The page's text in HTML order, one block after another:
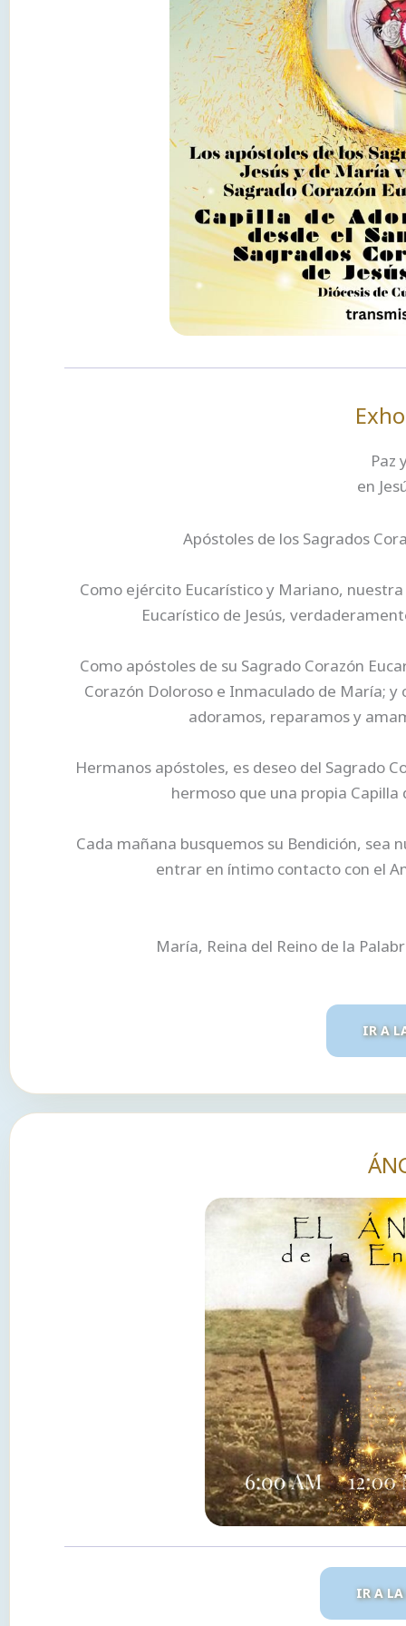
Paz
en
Apóstoles de los Sagrados
Como ejército Eucarístico y Mariano,
Eucarístico de Jesús,
Como apóstoles de su Sagrado Corazón
Corazón Doloroso e Inmaculado de María;
adoramos, reparamos y
Hermanos apóstoles, es deseo del Sagrado
hermoso que una propia Capilla
Cada mañana busquemos su Bendición, sea
entrar en íntimo contacto con el
María, Reina del Reino de la
IR A
IR A LA